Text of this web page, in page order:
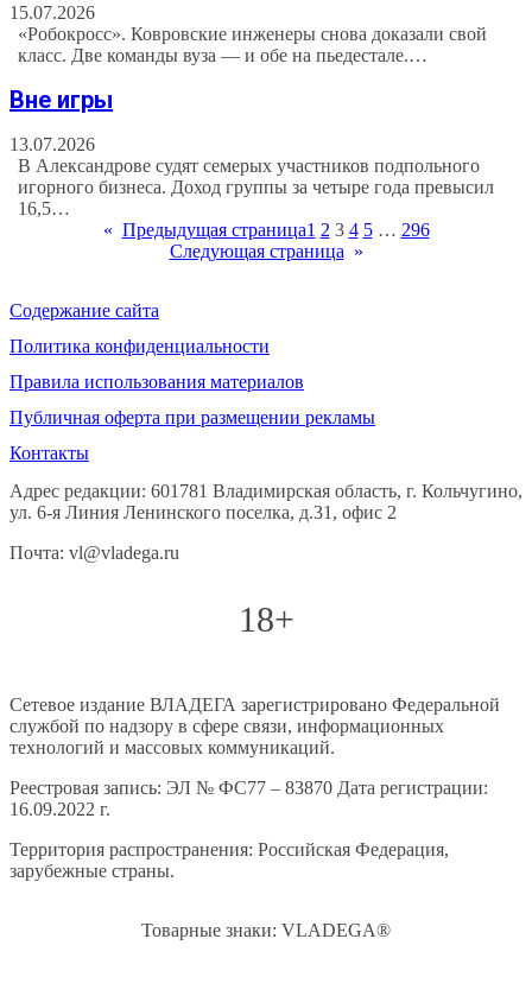
15.07.2026
«Робокросс». Ковровские инженеры снова доказали свой
класс. Две команды вуза — и обе на пьедестале.…
Вне игры
13.07.2026
В Александрове судят семерых участников подпольного
игорного бизнеса. Доход группы за четыре года превысил
16,5…
« Предыдущая страница1 2 3 4 5 … 296
Следующая страница »
Содержание сайта
Политика конфиденциальности
Правила использования материалов
Публичная оферта при размещении рекламы
Контакты
Адрес редакции: 601781 Владимирская область, г. Кольчугино,
ул. 6-я Линия Ленинского поселка, д.31, офис 2
Почта: vl@vladega.ru
18+
Сетевое издание ВЛАДЕГА зарегистрировано Федеральной
службой по надзору в сфере связи, информационных
технологий и массовых коммуникаций.
Реестровая запись: ЭЛ № ФС77 – 83870 Дата регистрации:
16.09.2022 г.
Территория распространения: Российская Федерация,
зарубежные страны.
Товарные знаки: VLADEGA®